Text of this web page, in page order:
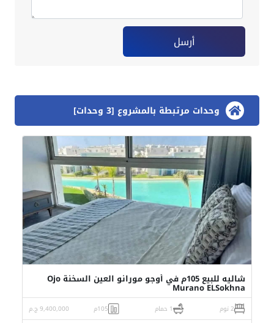
أرسل
وحدات مرتبطة بالمشروع [3 وحدات]
شاليه للبيع 105م في أوجو مورانو العين السخنة Ojo
Murano ELSokhna
2 نوم 1 حمام 105م 9,400,000 ج.م